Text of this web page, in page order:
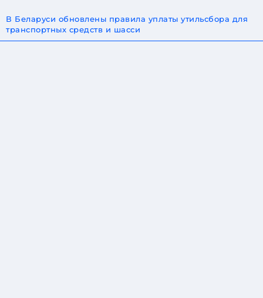
В Беларуси обновлены правила уплаты утильсбора для
транспортных средств и шасси